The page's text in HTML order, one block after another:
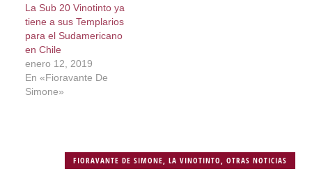
La Sub 20 Vinotinto ya
tiene a sus Templarios
para el Sudamericano
en Chile
enero 12, 2019
En «Fioravante De
Simone»
FIORAVANTE DE SIMONE ,LA VINOTINTO ,OTRAS NOTICIAS